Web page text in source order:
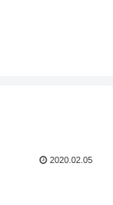
2020.02.05